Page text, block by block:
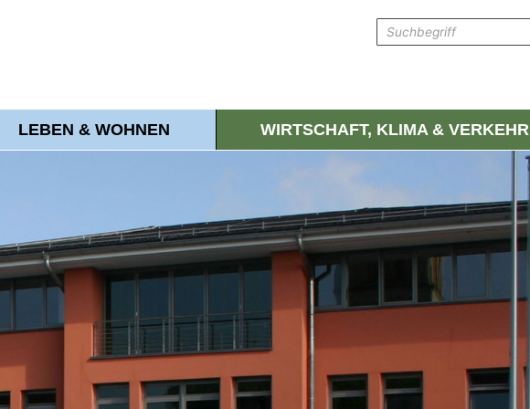
LEBEN & WOHNEN WIRTSCHAFT, KLIMA & VERKEHR